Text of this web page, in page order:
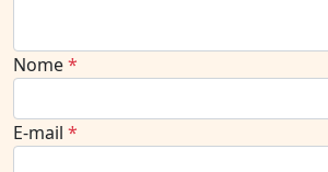
Nome*
E-mail *